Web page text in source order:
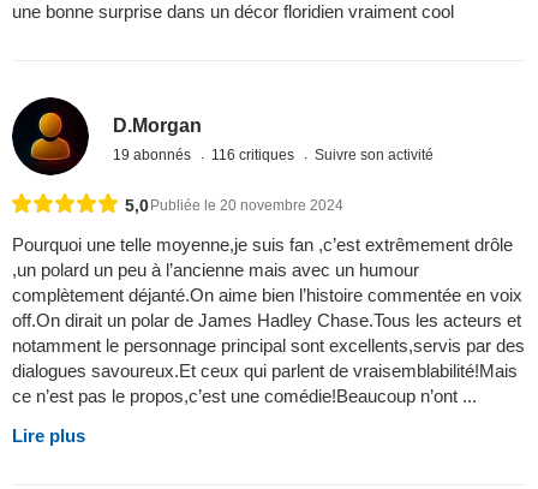
une bonne surprise dans un décor floridien vraiment cool
D.Morgan
19 abonnés 116 critiques Suivre son activité
5,0Publiée le 20 novembre 2024
Pourquoi une telle moyenne,je suis fan ,c’est extrêmement drôle
,un polard un peu à l’ancienne mais avec un humour
complètement déjanté.On aime bien l’histoire commentée en voix
off.On dirait un polar de James Hadley Chase.Tous les acteurs et
notamment le personnage principal sont excellents,servis par des
dialogues savoureux.Et ceux qui parlent de vraisemblabilité!Mais
ce n’est pas le propos,c’est une comédie!Beaucoup n’ont ...
Lire plus